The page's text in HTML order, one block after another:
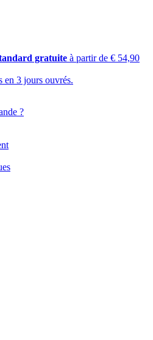
gratuite à partir de € 54,90
en 3 jours ouvrés.
?